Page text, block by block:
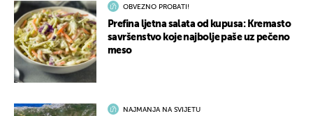
OBVEZNO PROBATI!
Prefina ljetna salata od kupusa: Kremasto
savršenstvo koje najbolje paše uz pečeno
meso
NAJMANJA NA SVIJETU